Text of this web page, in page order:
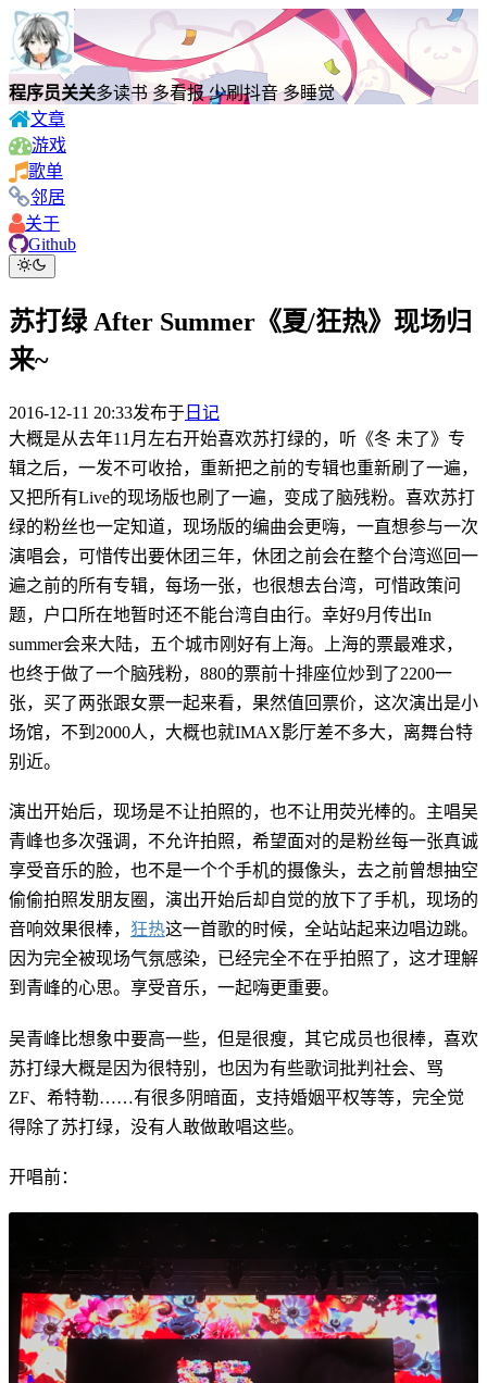
程序员关关多读书 多看报 少刷抖音 多睡觉
文章
游戏
歌单
邻居
关于
Github
苏打绿 After Summer《夏/狂热》现场归
来~
2016-12-11 20:33发布于 日记
大概是从去年11月左右开始喜欢苏打绿的，听《冬 未了》专
辑之后，一发不可收拾，重新把之前的专辑也重新刷了一遍，
又把所有Live的现场版也刷了一遍，变成了脑残粉。喜欢苏打
绿的粉丝也一定知道，现场版的编曲会更嗨，一直想参与一次
演唱会，可惜传出要休团三年，休团之前会在整个台湾巡回一
遍之前的所有专辑，每场一张，也很想去台湾，可惜政策问
题，户口所在地暂时还不能台湾自由行。幸好9月传出In
summer会来大陆，五个城市刚好有上海。上海的票最难求，
也终于做了一个脑残粉，880的票前十排座位炒到了2200一
张，买了两张跟女票一起来看，果然值回票价，这次演出是小
场馆，不到2000人，大概也就IMAX影厅差不多大，离舞台特
别近。
演出开始后，现场是不让拍照的，也不让用荧光棒的。主唱吴
青峰也多次强调，不允许拍照，希望面对的是粉丝每一张真诚
享受音乐的脸，也不是一个个手机的摄像头，去之前曾想抽空
偷偷拍照发朋友圈，演出开始后却自觉的放下了手机，现场的
音响效果很棒， 狂热这一首歌的时候，全站站起来边唱边跳。
因为完全被现场气氛感染，已经完全不在乎拍照了，这才理解
到青峰的心思。享受音乐，一起嗨更重要。
吴青峰比想象中要高一些，但是很瘦，其它成员也很棒，喜欢
苏打绿大概是因为很特别，也因为有些歌词批判社会、骂
ZF、希特勒……有很多阴暗面，支持婚姻平权等等，完全觉
得除了苏打绿，没有人敢做敢唱这些。
开唱前：